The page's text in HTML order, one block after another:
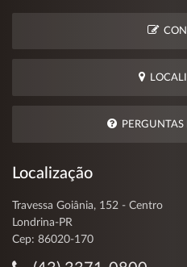
PERGUNTAS
Localização
Travessa Goiânia, 152 - Centro
Londrina-PR
Cep: 86020-170